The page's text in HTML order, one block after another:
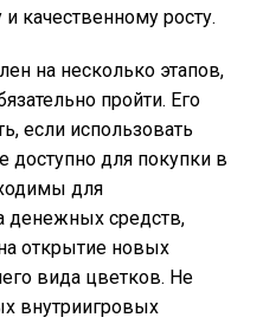
качественному росту.
на несколько этапов,
пройти. Его
если использовать
доступно для покупки в
для
денежных средств,
открытие новых
вида цветков. Не
внутриигровых